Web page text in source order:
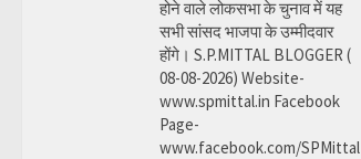
होने वाले लोकसभा के चुनाव में यह
सभी सांसद भाजपा के उम्मीदवार
होंगे। S.P.MITTAL BLOGGER (
08-08-2026) Website-
www.spmittal.in Facebook
Page-
www.facebook.com/SPMittal